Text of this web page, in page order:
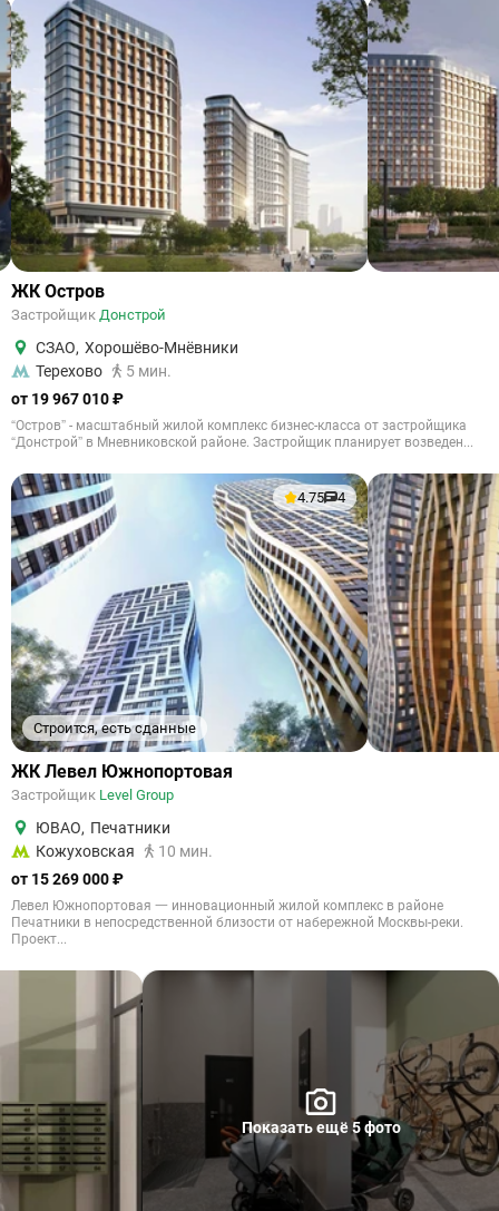
ЖК Остров
Застройщик Донстрой
СЗАО, Хорошёво-Мнёвники
Терехово
5 мин.
от 19 967 010 ₽
“Остров” - масштабный жилой комплекс бизнес-класса от застройщика
“Донстрой” в Мневниковской районе. Застройщик планирует возведен...
Строится, есть сданные
4.75 4
ЖК Левел Южнопортовая
Застройщик Level Group
ЮВАО, Печатники
Кожуховская
10 мин.
от 15 269 000 ₽
Левел Южнопортовая 一 инновационный жилой комплекс в районе
Печатники в непосредственной близости от набережной Москвы-реки.
Проект...
Показать ещё 5 фото